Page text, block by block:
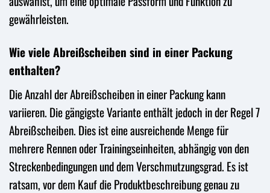
gewährleisten.
Wie viele Abreißscheiben sind in einer Packung
enthalten?
Die Anzahl der Abreißscheiben in einer Packung kann
variieren. Die gängigste Variante enthält jedoch in der Regel 7
Abreißscheiben. Dies ist eine ausreichende Menge für
mehrere Rennen oder Trainingseinheiten, abhängig von den
Streckenbedingungen und dem Verschmutzungsgrad. Es ist
ratsam, vor dem Kauf die Produktbeschreibung genau zu